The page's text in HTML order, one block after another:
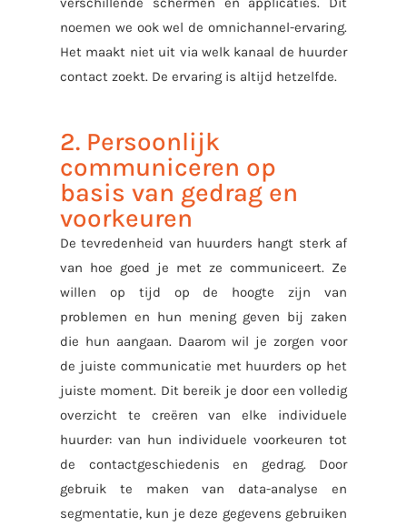
noemen we ook wel de omnichannel-ervaring.
Het maakt niet uit via welk kanaal de huurder
contact zoekt. De ervaring is altijd hetzelfde.
2. Persoonlijk
communiceren op
basis van gedrag en
voorkeuren
De tevredenheid van huurders hangt sterk af
van hoe goed je met ze communiceert. Ze
willen op tijd op de hoogte zijn van
problemen en hun mening geven bij zaken
die hun aangaan. Daarom wil je zorgen voor
de juiste communicatie met huurders op het
juiste moment. Dit bereik je door een volledig
overzicht te creëren van elke individuele
huurder: van hun individuele voorkeuren tot
de contactgeschiedenis en gedrag. Door
gebruik te maken van data-analyse en
segmentatie, kun je deze gegevens gebruiken